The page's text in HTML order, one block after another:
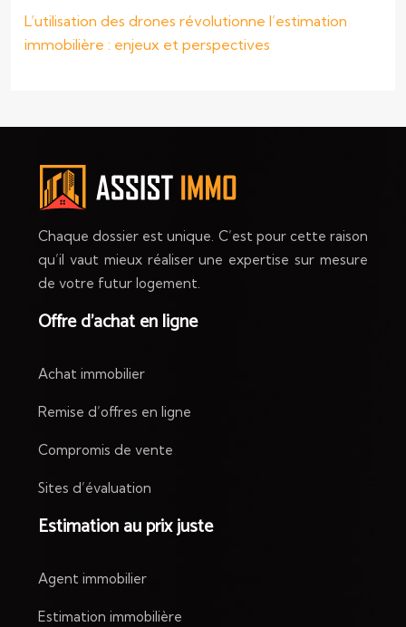
L’utilisation des drones révolutionne l’estimation
immobilière : enjeux et perspectives
Chaque dossier est unique. C’est pour cette raison
qu’il vaut mieux réaliser une expertise sur mesure
de votre futur logement.
Offre d’achat en ligne
Achat immobilier
Remise d’offres en ligne
Compromis de vente
Sites d’évaluation
Estimation au prix juste
Agent immobilier
Estimation immobilière